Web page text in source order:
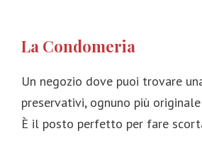
La Condomeria
Un negozio dove puoi trovare
preservativi, ognuno più
È il posto perfetto per fare